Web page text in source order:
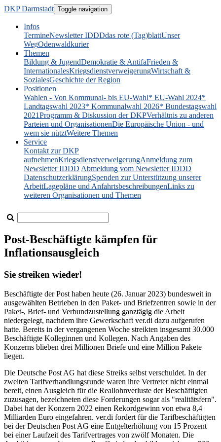
DKP Darmstadt Toggle navigation
Infos
TermineNewsletter IDDDdas rote (Tag)blattUnser
WegOdenwaldkurier
Themen
Bildung & JugendDemokratie & AntifaFrieden &
InternationalesKriegsdienstverweigerungWirtschaft &
SozialesGeschichte der Region
Positionen
Wahlen - Von Kommunal- bis EU-Wahl* EU-Wahl 2024*
Landtagswahl 2023* Kommunalwahl 2026* Bundestagswahl
2021Programm & Diskussion der DKPVerhältnis zu anderen
Parteien und OrganisationenDie Europäische Union - und
wem sie nütztWeitere Themen
Service
Kontakt zur DKP
aufnehmenKriegsdienstverweigerungAnmeldung zum
Newsletter IDDD Abmeldung vom Newsletter IDDD
DatenschutzerklärungSpenden zur Unterstützung unserer
ArbeitLagepläne und AnfahrtsbeschreibungenLinks zu
weiteren Organisationen und Themen
Post-Beschäftigte kämpfen für
Inflationsausgleich
Sie streiken wieder!
Beschäftigte der Post haben heute (26. Januar 2023) bundesweit in
ausgewählten Betrieben in den Paket- und Briefzentren sowie in der
Paket-, Brief- und Verbundzustellung ganztägig die Arbeit
niedergelegt, nachdem ihre Gewerkschaft ver.di dazu aufgerufen
hatte. Bereits in der vergangenen Woche streikten insgesamt 30.000
Beschäftigte Kolleginnen und Kollegen. Nach Angaben des
Konzerns blieben drei Millionen Briefe und eine Million Pakete
liegen.
Die Deutsche Post AG hat diese Streiks selbst verschuldet. In der
zweiten Tarifverhandlungsrunde waren ihre Vertreter nicht einmal
bereit, einen Ausgleich für die Reallohnverluste der Beschäftigten
zuzusagen, bezeichneten diese Forderungen sogar als "realitätsfern".
Dabei hat der Konzern 2022 einen Rekordgewinn von etwa 8,4
Milliarden Euro eingefahren. ver.di fordert für die Tarifbeschäftigten
bei der Deutschen Post AG eine Entgelterhöhung von 15 Prozent
bei einer Laufzeit des Tarifvertrages von zwölf Monaten. Die